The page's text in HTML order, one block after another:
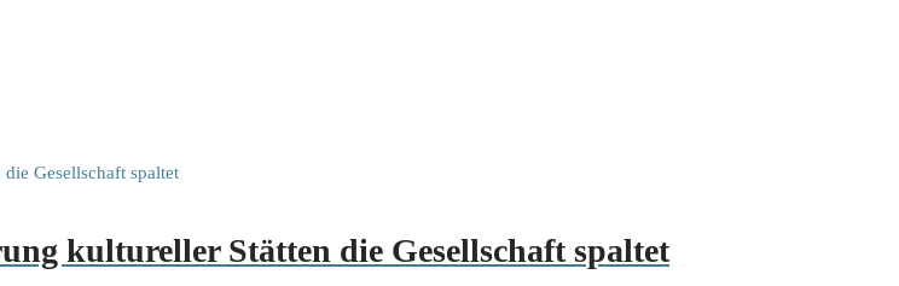
kultureller Stätten die Gesellschaft spaltet